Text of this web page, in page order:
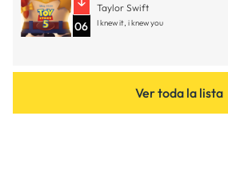
06
Taylor Swift
I knew it, i knew you
Ver toda la lista